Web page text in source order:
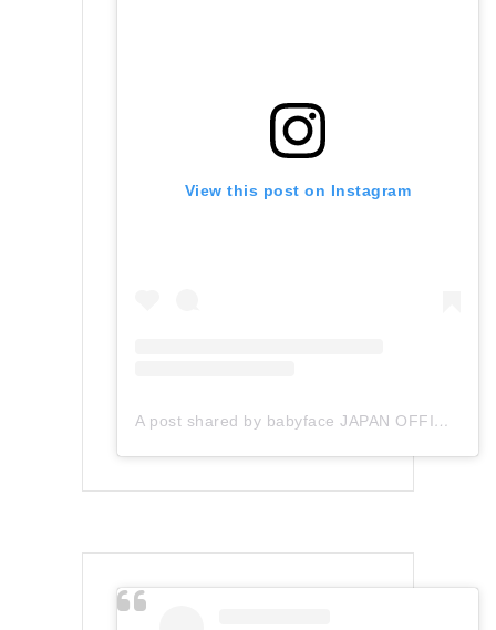
View this post on Instagram
A post shared by babyface JAPAN OFFICIAL (@babyface_japan)